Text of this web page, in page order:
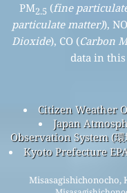
PM2.5 (fine
particulate matter)), NO
Dioxide), CO (Carbon
data in
Citizen Weather
Japan
Observation System (
Kyoto Prefecture
Misasagishichonocho,